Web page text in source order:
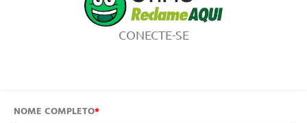
CONECTE-SE
NOME COMPLETO*